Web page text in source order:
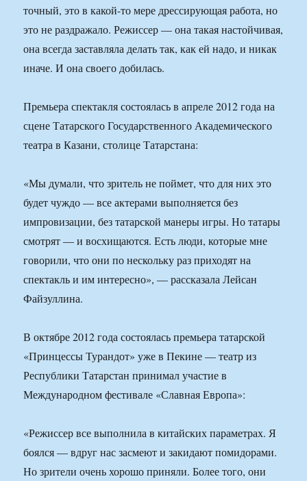
точный, это в какой-то мере дрессирующая работа, но
это не раздражало. Режиссер — она такая настойчивая,
она всегда заставляла делать так, как ей надо, и никак
иначе. И она своего добилась.
Премьера спектакля состоялась в апреле 2012 года на
сцене Татарского Государственного Академического
театра в Казани, столице Татарстана:
«Мы думали, что зритель не поймет, что для них это
будет чуждо — все актерами выполняется без
импровизации, без татарской манеры игры. Но татары
смотрят — и восхищаются. Есть люди, которые мне
говорили, что они по нескольку раз приходят на
спектакль и им интересно», — рассказала Лейсан
Файзуллина.
В октябре 2012 года состоялась премьера татарской
«Принцессы Турандот» уже в Пекине — театр из
Республики Татарстан принимал участие в
Международном фестивале «Славная Европа»:
«Режиссер все выполнила в китайских параметрах. Я
боялся — вдруг нас засмеют и закидают помидорами.
Но зрители очень хорошо приняли. Более того, они